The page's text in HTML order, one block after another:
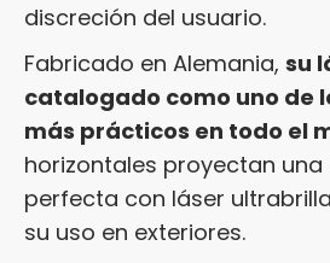
discreción del usuario.
Fabricado en Alemania, su
catalogado como uno de
más prácticos en todo el
horizontales proyectan
perfecta con láser
su uso en exteriores.